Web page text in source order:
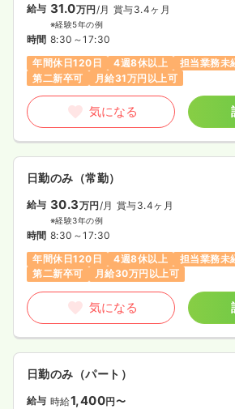
給与 31.0万円/月 賞与3.4ヶ月
※経験5年の例
時間 8:30～17:30
年間休日120日
4週8休以上 担当業務未
第二新卒可
月給31万円以上可
気になる
日勤のみ（常勤）
給与 30.3万円 /月 賞与3.4ヶ月
※経験3年の例
時間 8:30～17:30
年間休日120日
4週8休以上 担当業務未
第二新卒可
月給30万円以上可
気になる
日勤のみ（パート）
給与 時給1,400円〜